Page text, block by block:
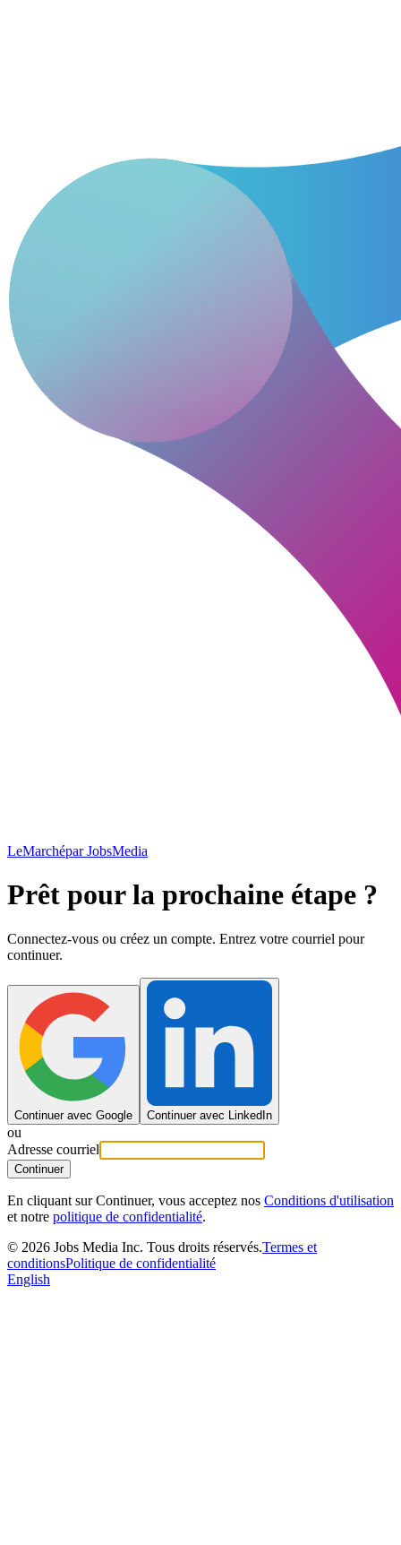
LeMarchépar JobsMedia
Prêt pour la prochaine étape ?
Connectez-vous ou créez un compte. Entrez votre courriel pour
continuer.
Continuer avec Google Continuer avec LinkedIn
ou
Adresse courriel
Continuer
En cliquant sur Continuer, vous acceptez nos Conditions d'utilisation
et notre politique de confidentialité.
© 2026 Jobs Media Inc. Tous droits réservés.Termes et
conditionsPolitique de confidentialité
English